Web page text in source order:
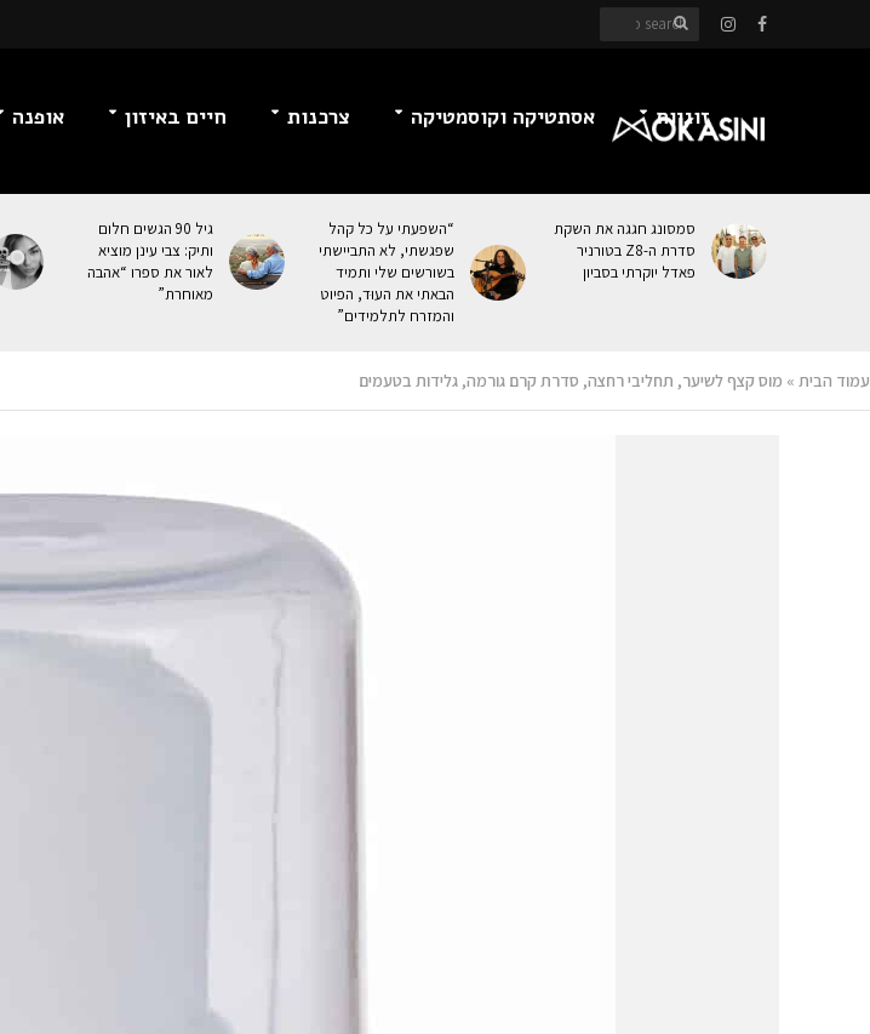
זוגיות אסתטיקה וקוסמטיקה צרכנות חיים באיזון אופנה
סמסונג חגגה את השקת
סדרת ה-Z8 בטורניר
פאדל יוקרתי בסביון
“השפעתי על כל קהל
שפגשתי, לא התביישתי
בשורשים שלי ותמיד
הבאתי את העוּד, הפיוט
והמזרח לתלמידים”
גיל 90 הגשים חלום
ותיק: צבי עינן מוציא
לאור את ספרו “אהבה
מאוחרת”
עמוד הבית » מוס קצף לשיער, תחליבי רחצה, סדרת קרם גורמה, גלידות בטעמים